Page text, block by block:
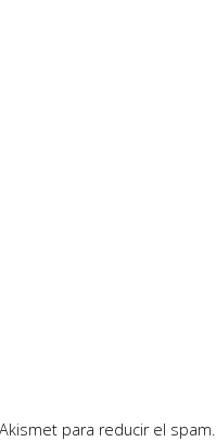
para reducir el spam.